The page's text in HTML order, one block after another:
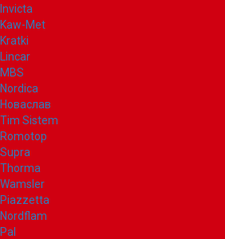
Invicta
Kaw-Met
Kratki
Lincar
MBS
Nordica
Новаслав
Tim Sistem
Romotop
Supra
Thorma
Wamsler
Piazzetta
Nordflam
Pal